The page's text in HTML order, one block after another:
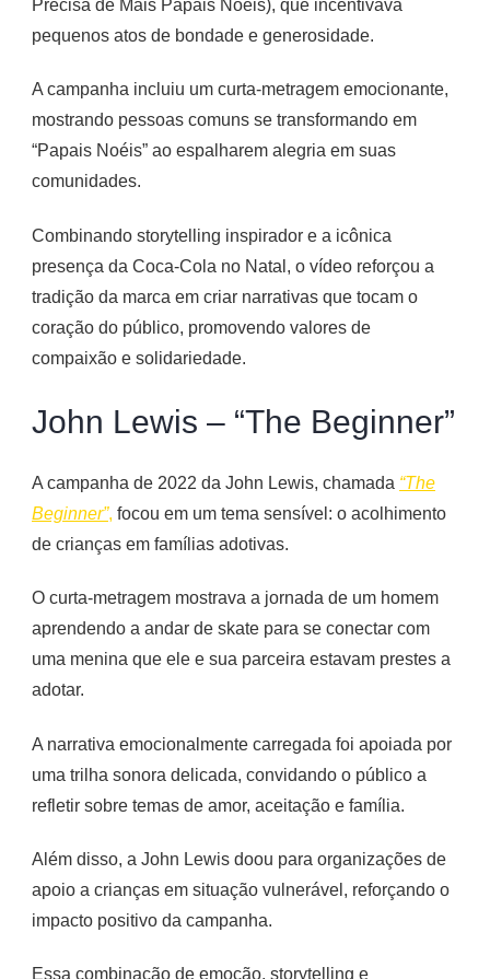
Precisa de Mais Papais Noéis), que incentivava
pequenos atos de bondade e generosidade.
A campanha incluiu um curta-metragem emocionante,
mostrando pessoas comuns se transformando em
“Papais Noéis” ao espalharem alegria em suas
comunidades.
Combinando storytelling inspirador e a icônica
presença da Coca-Cola no Natal, o vídeo reforçou a
tradição da marca em criar narrativas que tocam o
coração do público, promovendo valores de
compaixão e solidariedade​.
John Lewis – “The Beginner”
A campanha de 2022 da John Lewis, chamada “The
Beginner”, focou em um tema sensível: o acolhimento
de crianças em famílias adotivas.
O curta-metragem mostrava a jornada de um homem
aprendendo a andar de skate para se conectar com
uma menina que ele e sua parceira estavam prestes a
adotar.
A narrativa emocionalmente carregada foi apoiada por
uma trilha sonora delicada, convidando o público a
refletir sobre temas de amor, aceitação e família.
Além disso, a John Lewis doou para organizações de
apoio a crianças em situação vulnerável, reforçando o
impacto positivo da campanha.
Essa combinação de emoção, storytelling e